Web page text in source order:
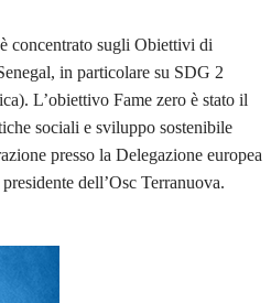
concentrato sugli Obiettivi di
in particolare su SDG 2
L’obiettivo Fame zero è stato il
sociali e sviluppo sostenibile
presso la Delegazione europea
dell’Osc Terranuova.